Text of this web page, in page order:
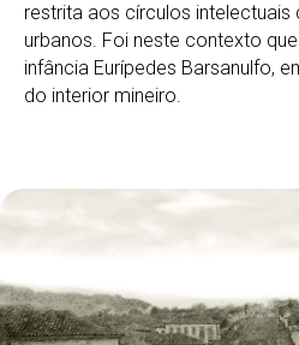
restrita aos círculos intelectuais
urbanos. Foi neste contexto
infância Eurípedes Barsanulfo,
do interior mineiro.